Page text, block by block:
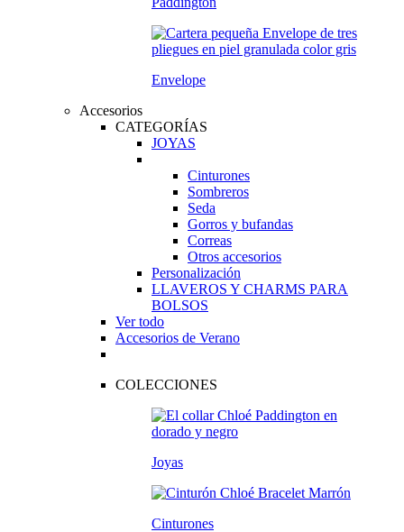
Envelope
Accesorios
CATEGORÍAS
JOYAS
Cinturones
Sombreros
Seda
Gorros y bufandas
Correas
Otros accesorios
Personalización
LLAVEROS Y CHARMS PARA
BOLSOS
Ver todo
Accesorios de Verano
COLECCIONES
Joyas
Cinturones